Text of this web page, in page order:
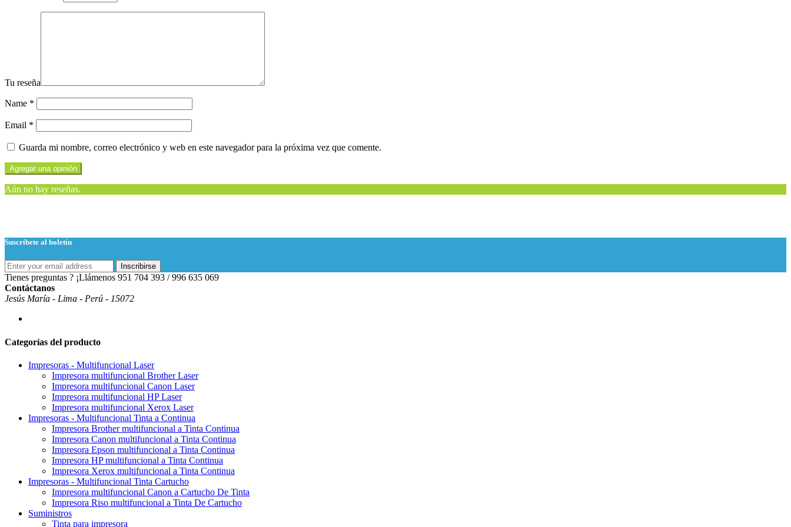
Tu reseña
Name *
Email *
Guarda mi nombre, correo electrónico y web en este navegador para la próxima vez que comente.
Aún no hay reseñas.
Suscríbete al boletín
Inscribirse
Tienes preguntas ? ¡Llámenos 951 704 393 / 996 635 069
Contáctanos
Jesús María - Lima - Perú - 15072
Categorías del producto
Impresoras - Multifuncional Laser
Impresora multifuncional Brother Laser
Impresora multifuncional Canon Laser
Impresora multifuncional HP Laser
Impresora multifuncional Xerox Laser
Impresoras - Multifuncional Tinta a Continua
Impresora Brother multifuncional a Tinta Continua
Impresora Canon multifuncional a Tinta Continua
Impresora Epson multifuncional a Tinta Continua
Impresora HP multifuncional a Tinta Continua
Impresora Xerox multifuncional a Tinta Continua
Impresoras - Multifuncional Tinta Cartucho
Impresora multifuncional Canon a Cartucho De Tinta
Impresora Riso multifuncional a Tinta De Cartucho
Suministros
Tinta para impresora